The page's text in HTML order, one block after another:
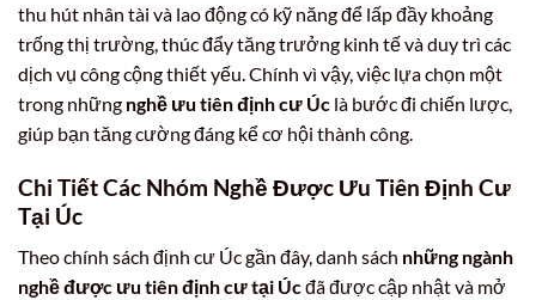
thu hút nhân tài và lao động có kỹ năng để lấp đầy khoảng
trống thị trường, thúc đẩy tăng trưởng kinh tế và duy trì các
dịch vụ công cộng thiết yếu. Chính vì vậy, việc lựa chọn một
trong những nghề ưu tiên định cư Úc là bước đi chiến lược,
giúp bạn tăng cường đáng kể cơ hội thành công.
Chi Tiết Các Nhóm Nghề Được Ưu Tiên Định Cư
Tại Úc
Theo chính sách định cư Úc gần đây, danh sách những ngành
nghề được ưu tiên định cư tại Úcđã được cập nhật và mở